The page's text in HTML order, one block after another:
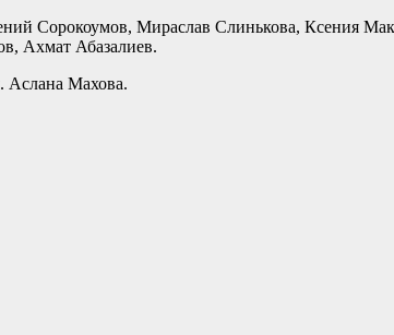
Сорокоумов, Мираслав Слинькова, Ксения
Ахмат Абазалиев.
Махова.